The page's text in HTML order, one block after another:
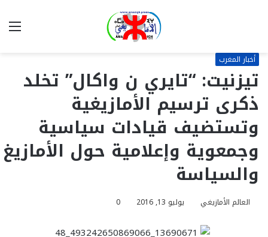
أخبار المغرب
تيزنيت: “تايري ن واكال” تخلد
ذكرى ترسيم الأمازيغية
وتستضيف قيادات سياسية
وجمعوية وإعلامية حول الأمازيغ
والسياسة
العالم الأمازيغي يوليو 13, 2016 0